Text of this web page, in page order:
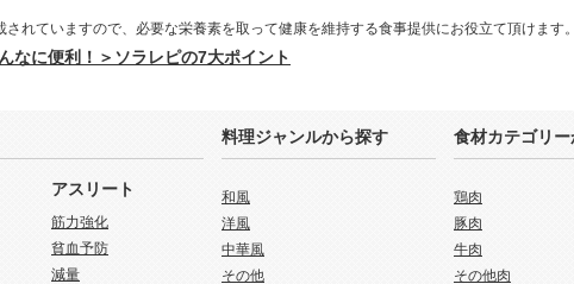
れていますので、必要な栄養素を取って健康を維持する食事提供にお役立て頂けます。
なに便利！＞ソラレピの7大ポイント
アスリート
筋力強化
貧血予防
減量
料理ジャンルから探す
和風
洋風
中華風
その他
食材カテゴリ
鶏肉
豚肉
牛肉
その他肉